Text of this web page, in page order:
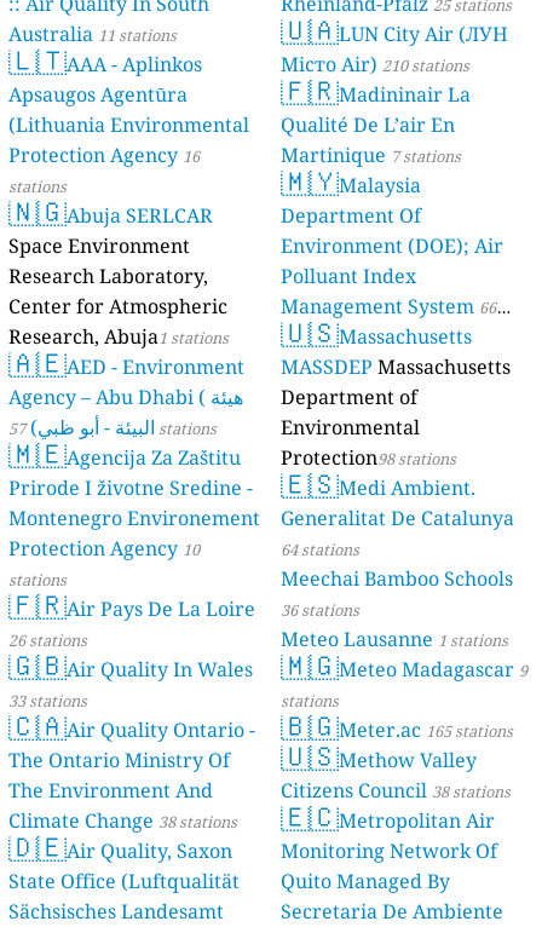
Australia 11 stations
🇱🇹AAA - Aplinkos
Apsaugos Agentūra
(Lithuania Environmental
Protection Agency 16
stations
🇳🇬Abuja SERLCAR
Space Environment
Research Laboratory,
Center for Atmospheric
Research, Abuja1 stations
🇦🇪AED - Environment
Agency – Abu Dhabi ( هيئة
البيئة - أبو ظبي) 57 stations
🇲🇪Agencija Za Zaštitu
Prirode I životne Sredine -
Montenegro Environement
Protection Agency 10
stations
🇫🇷Air Pays De La Loire
26 stations
🇬🇧Air Quality In Wales
33 stations
🇨🇦Air Quality Ontario -
The Ontario Ministry Of
The Environment And
Climate Change 38 stations
🇩🇪Air Quality, Saxon
State Office (Luftqualität
Sächsisches Landesamt
25 stations
🇺🇦LUN City Air (ЛУН
Місто Air) 210 stations
🇫🇷Madininair La
Qualité De L’air En
Martinique 7 stations
🇲🇾Malaysia
Department Of
Environment (DOE); Air
Polluant Index
Management System 66
stations
🇺🇸Massachusetts
MASSDEP Massachusetts
Department of
Environmental
Protection98 stations
🇪🇸Medi Ambient.
Generalitat De Catalunya
64 stations
Meechai Bamboo Schools
36 stations
Meteo Lausanne 1 stations
🇲🇬Meteo Madagascar 9
stations
🇧🇬Meter.ac 165 stations
🇺🇸Methow Valley
Citizens Council 38 stations
🇪🇨Metropolitan Air
Monitoring Network Of
Quito Managed By
Secretaria De Ambiente